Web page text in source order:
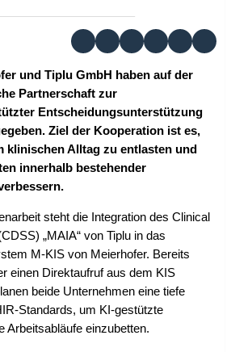
und Tiplu GmbH haben auf der
Partnerschaft zur
Entscheidungsunterstützung
Ziel der Kooperation ist es,
klinischen Alltag zu entlasten und
innerhalb bestehender
steht die Integration des Clinical
„MAIA“ von Tiplu in das
M-KIS von Meierhofer. Bereits
einen Direktaufruf aus dem KIS
beide Unternehmen eine tiefe
Standards, um KI-gestützte
Arbeitsabläufe einzubetten.